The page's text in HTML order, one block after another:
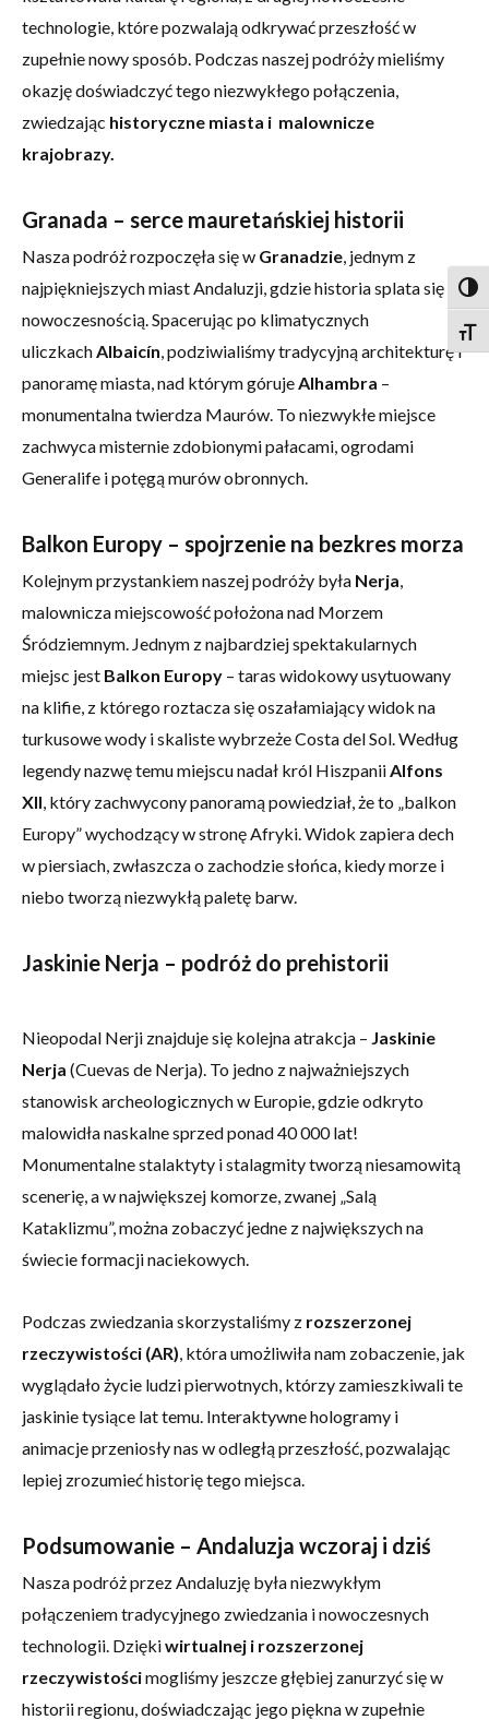
technologie, które pozwalają odkrywać przeszłość w
zupełnie nowy sposób. Podczas naszej podróży mieliśmy
okazję doświadczyć tego niezwykłego połączenia,
zwiedzając historyczne miasta i malownicze
krajobrazy.
Granada – serce mauretańskiej historii
Nasza podróż rozpoczęła się w Granadzie, jednym z
najpiękniejszych miast Andaluzji, gdzie historia splata się z
nowoczesnością. Spacerując po klimatycznych
uliczkachAlbaicín, podziwialiśmy tradycyjną architekturę i
panoramę miasta, nad którym górujeAlhambra –
monumentalna twierdza Maurów. To niezwykłe miejsce
zachwyca misternie zdobionymi pałacami, ogrodami
Generalife i potęgą murów obronnych.
Balkon Europy – spojrzenie na bezkres morza
Kolejnym przystankiem naszej podróży była Nerja,
malownicza miejscowość położona nad Morzem
Śródziemnym. Jednym z najbardziej spektakularnych
miejsc jest Balkon Europy – taras widokowy usytuowany
na klifie, z którego roztacza się oszałamiający widok na
turkusowe wody i skaliste wybrzeże Costa del Sol. Według
legendy nazwę temu miejscu nadał król HiszpaniiAlfons
XII, który zachwycony panoramą powiedział, że to „balkon
Europy” wychodzący w stronę Afryki. Widok zapiera dech
w piersiach, zwłaszcza o zachodzie słońca, kiedy morze i
niebo tworzą niezwykłą paletę barw.
Jaskinie Nerja – podróż do prehistorii
Nieopodal Nerji znajduje się kolejna atrakcja – Jaskinie
Nerja (Cuevas de Nerja). To jedno z najważniejszych
stanowisk archeologicznych w Europie, gdzie odkryto
malowidła naskalne sprzed ponad 40 000 lat!
Monumentalne stalaktyty i stalagmity tworzą niesamowitą
scenerię, a w największej komorze, zwanej „Salą
Kataklizmu”, można zobaczyć jedne z największych na
świecie formacji naciekowych.
Podczas zwiedzania skorzystaliśmy z rozszerzonej
rzeczywistości (AR), która umożliwiła nam zobaczenie, jak
wyglądało życie ludzi pierwotnych, którzy zamieszkiwali te
jaskinie tysiące lat temu. Interaktywne hologramy i
animacje przeniosły nas w odległą przeszłość, pozwalając
lepiej zrozumieć historię tego miejsca.
Podsumowanie – Andaluzja wczoraj i dziś
Nasza podróż przez Andaluzję była niezwykłym
połączeniem tradycyjnego zwiedzania i nowoczesnych
technologii. Dziękiwirtualnej i rozszerzonej
rzeczywistościmogliśmy jeszcze głębiej zanurzyć się w
historii regionu, doświadczając jego piękna w zupełnie